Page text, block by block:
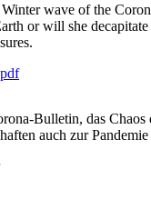
wave of the
or will she
Bulletin, das
auch zur